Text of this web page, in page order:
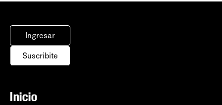
Ingresar
Suscribite
Inicio